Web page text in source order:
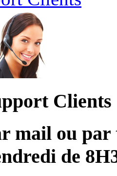
Clients
mail ou par
de